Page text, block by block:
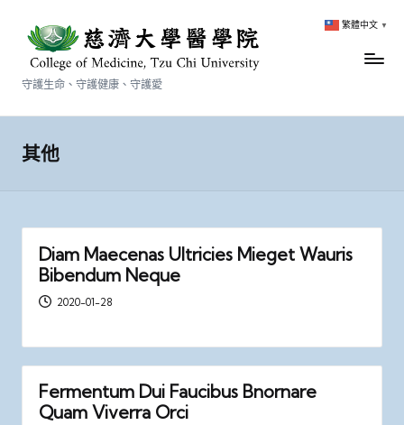
守護生命、守護健康、守護愛
其他
Diam Maecenas Ultricies Mieget Wauris
Bibendum Neque
2020-01-28
Fermentum Dui Faucibus Bnornare
Quam Viverra Orci
繁體中文 ▼